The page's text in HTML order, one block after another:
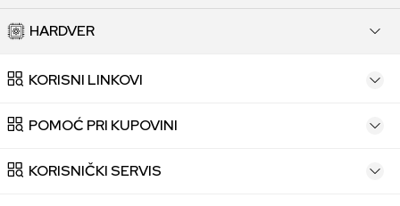
HARDVER
KORISNI LINKOVI
POMOĆ PRI KUPOVINI
KORISNIČKI SERVIS